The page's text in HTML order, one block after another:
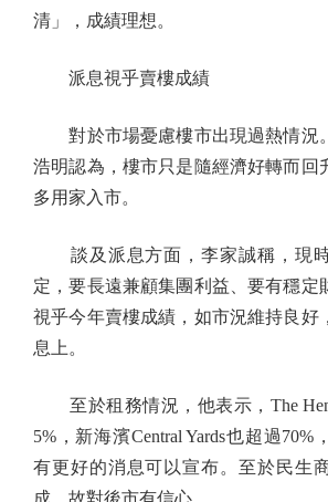
清」，成績理想。
派息視乎賣樓成績
對於市場憂慮樓市出現過熱情況
浩明認為，樓市只是隨經濟好轉而回
多用家入市。
談及派息方面，李家誠稱，現
定，要長遠兼顧集團利益、要有穩定
視乎今年賣樓成績，如市況維持良好
息上。
至於租務情況，他表示，The
5%，新海濱Central Yards也超過70%
有更好的消息可以宣布。至於民生
成，故對後市有信心。